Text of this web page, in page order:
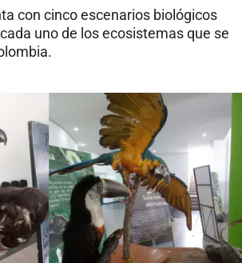
con cinco escenarios biológicos
uno de los ecosistemas que se